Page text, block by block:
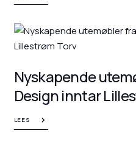
Nyskapende
Design inntar
LEES